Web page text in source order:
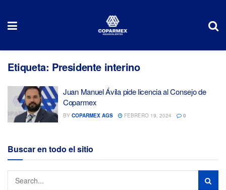
Etiqueta: Presidente interino
Juan Manuel Ávila pide licencia al Consejo de
Coparmex
BY COPARMEX AGS FEBRERO 19, 2024 0
Buscar en todo el sitio